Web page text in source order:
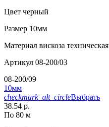
Цвет черный
Размер 10мм
Материал вискоза техническая
Артикул 08-200/03
08-200/09
10мм
checkmark_alt_circleВыбрать
38.54 р.
По 80 м